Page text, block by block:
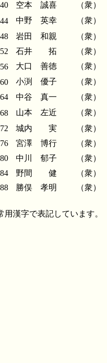
空本 誠喜
（衆）
中野 英幸
（衆）
岩田 和親
（衆）
石井 拓
（衆）
大口 善徳
（衆）
小渕 優子
（衆）
中谷 真一
（衆）
山本 左近
（衆）
城内 実
（衆）
宮澤 博行
（衆）
中川 郁子
（衆）
野間 健
（衆）
勝俣 孝明 （衆）
漢字で表記しています。